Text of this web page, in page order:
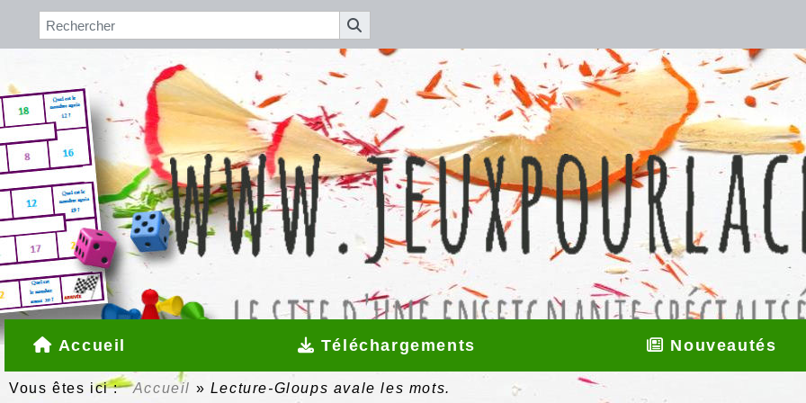
Accueil Téléchargements Nouveautés
Vous êtes ici :Accueil » Lecture-Gloups avale les mots.